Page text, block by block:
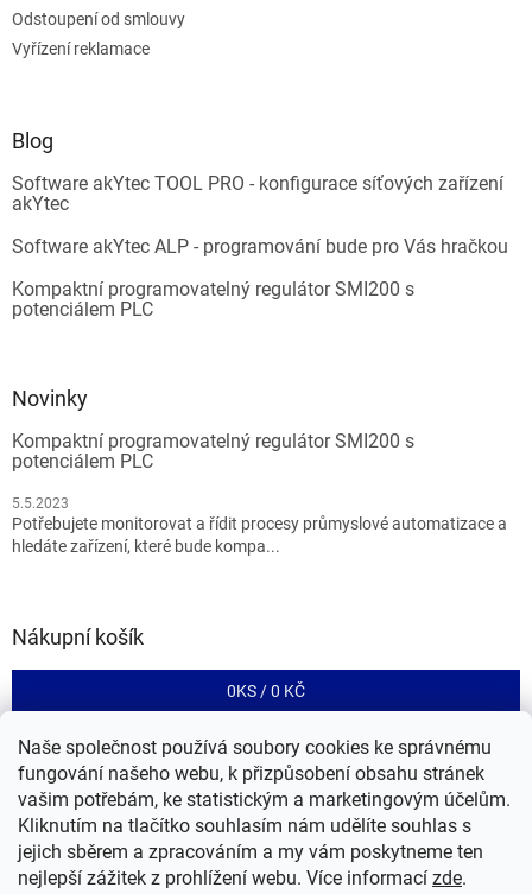
Naše společnost používá soubory cookies ke správnému
fungování našeho webu, k přizpůsobení obsahu stránek
vašim potřebám, ke statistickým a marketingovým účelům.
Kliknutím na tlačítko souhlasím nám udělíte souhlas s
jejich sběrem a zpracováním a my vám poskytneme ten
nejlepší zážitek z prohlížení webu. Více informací zde.
Odstoupení od smlouvy
Vyřízení reklamace
Blog
Software akYtec TOOL PRO - konfigurace síťových zařízení
akYtec
Software akYtec ALP - programování bude pro Vás hračkou
Kompaktní programovatelný regulátor SMI200 s
potenciálem PLC
Novinky
Kompaktní programovatelný regulátor SMI200 s
potenciálem PLC
5.5.2023
Potřebujete monitorovat a řídit procesy průmyslové automatizace a
hledáte zařízení, které bude kompa...
Nákupní košík
0KS /0 KČ
Tento eshop je provozován společností RIA control a.s.